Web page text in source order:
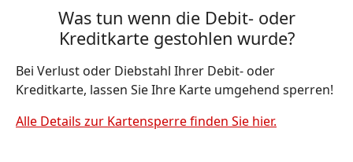
Was tun wenn die Debit- oder
Kreditkarte gestohlen wurde?
Bei Verlust oder Diebstahl Ihrer Debit- oder
Kreditkarte, lassen Sie Ihre Karte umgehend sperren!
Alle Details zur Kartensperre finden Sie hier.